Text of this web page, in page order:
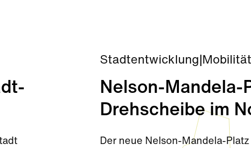
Stadtentwicklung Mobilität
Nelson-
Drehscheibe im
Der neue Nelson-Mandela-